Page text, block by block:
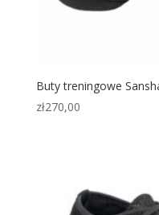
Buty treningowe
zł270,00